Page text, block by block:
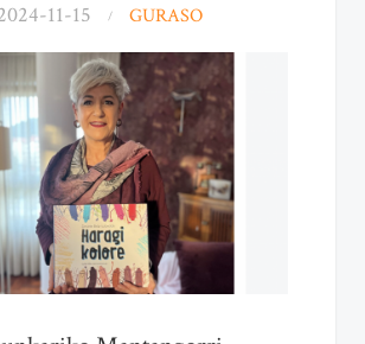
11-15 GURASO